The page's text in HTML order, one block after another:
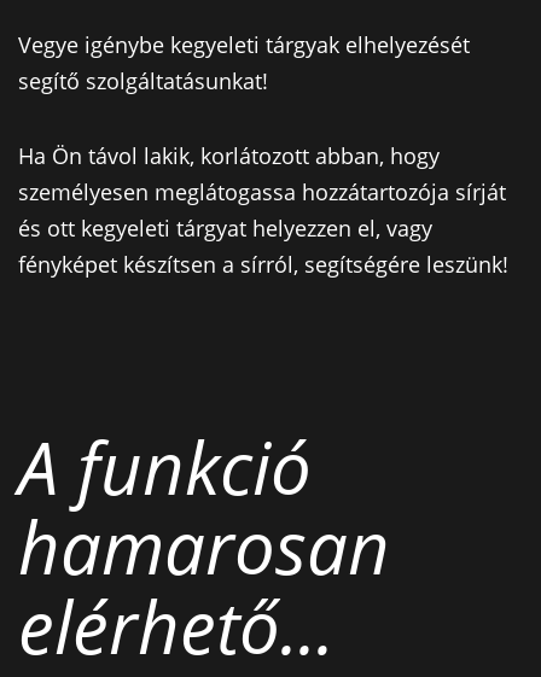
Vegye igénybe kegyeleti tárgyak elhelyezését
segítő szolgáltatásunkat!
Ha Ön távol lakik, korlátozott abban, hogy
személyesen meglátogassa hozzátartozója sírját
és ott kegyeleti tárgyat helyezzen el, vagy
fényképet készítsen a sírról, segítségére leszünk!
A funkció
hamarosan
elérhető...